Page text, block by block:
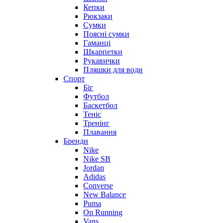
Кепки
Рюкзаки
Сумки
Поясні сумки
Гаманці
Шкарпетки
Рукавички
Пляшки для води
Спорт
Біг
Футбол
Баскетбол
Теніс
Тренінг
Плавання
Бренди
Nike
Nike SB
Jordan
Adidas
Converse
New Balance
Puma
On Running
Vans